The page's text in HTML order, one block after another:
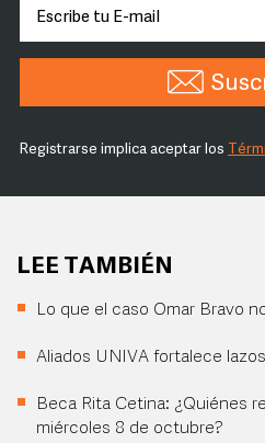
Registrarse implica aceptar los
LEE TAMBIÉN
Lo que el caso Omar Bravo
Aliados UNIVA fortalece
Beca Rita Cetina: ¿Quiénes
miércoles 8 de octubre?